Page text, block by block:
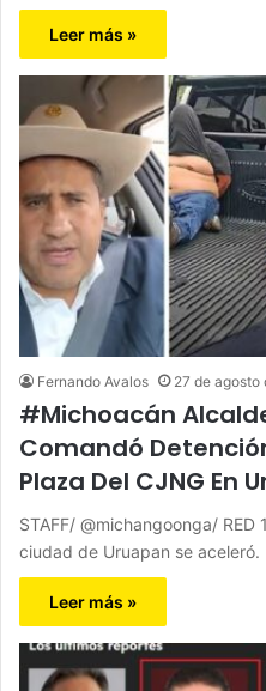
Leer más »
Fernando Avalos 27 de agosto
#Michoacán
Comandó
Plaza Del CJNG En
STAFF/ @michangoonga/
ciudad de Uruapan se
Leer más »